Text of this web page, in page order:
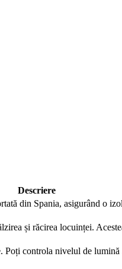
Descriere
din Spania, asigurând o
și răcirea locuinței.
controla nivelul de